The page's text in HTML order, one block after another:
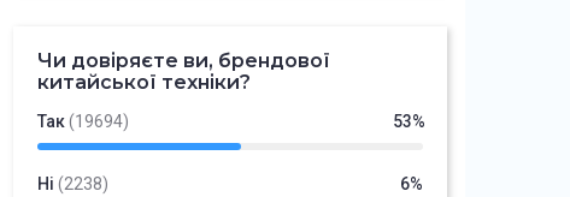
Чи довіряєте ви, брендової
китайської техніки?
Так(19694) 53%
Ні (2238) 6%